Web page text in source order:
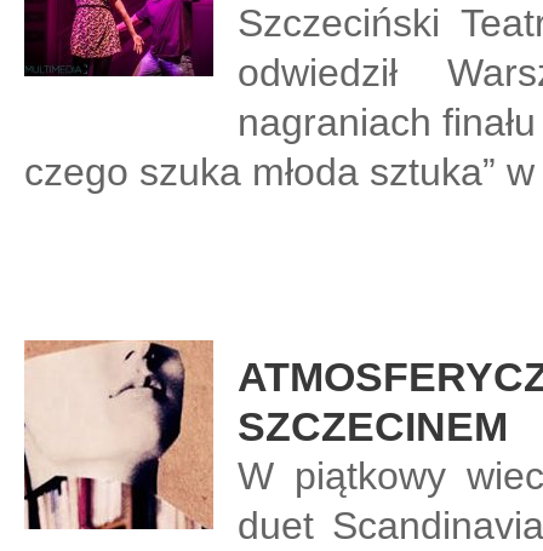
Szczeciński
odwiedził
nagraniach
czego szuka młoda sztuka”
SZCZECINEM
W piątkowy
duet